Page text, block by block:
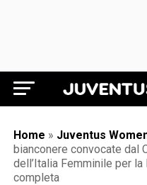
Home » Juventus
bianconere convocate dal
dell’Italia Femminile per
completa